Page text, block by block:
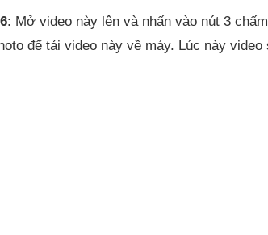
: Mở video này lên và nhấn vào nút 3
để tải video này về máy. Lúc này